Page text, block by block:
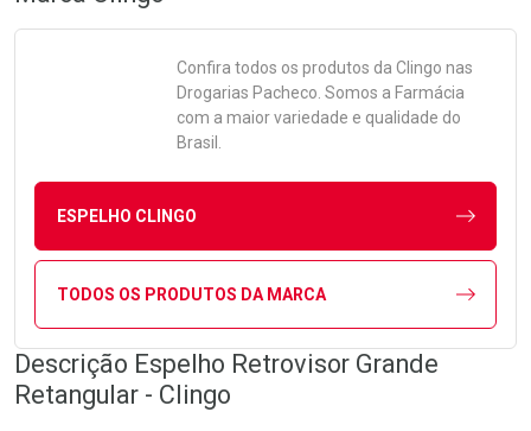
Confira todos os produtos da Clingo nas
Drogarias Pacheco. Somos a Farmácia
com a maior variedade e qualidade do
Brasil.
ESPELHO CLINGO
TODOS OS PRODUTOS DA MARCA
Descrição Espelho Retrovisor Grande
Retangular - Clingo